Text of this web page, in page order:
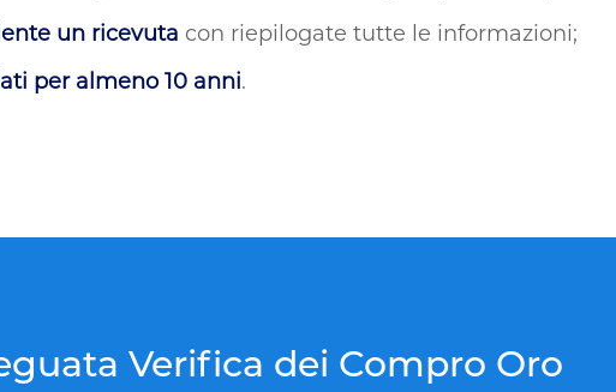
un ricevuta con riepilogate tutte le informazioni;
per almeno 10 anni.
Verifica dei Compro Oro